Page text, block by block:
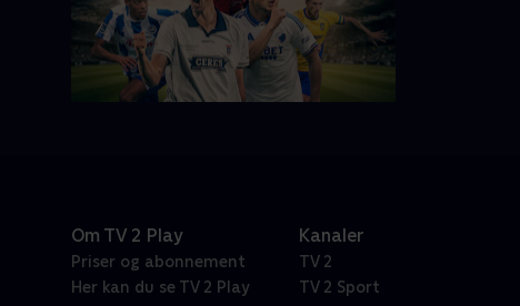
Om TV 2 Play
Priser og abonnement
Her kan du se TV 2 Play
Kanaler
TV 2
TV 2 Sport